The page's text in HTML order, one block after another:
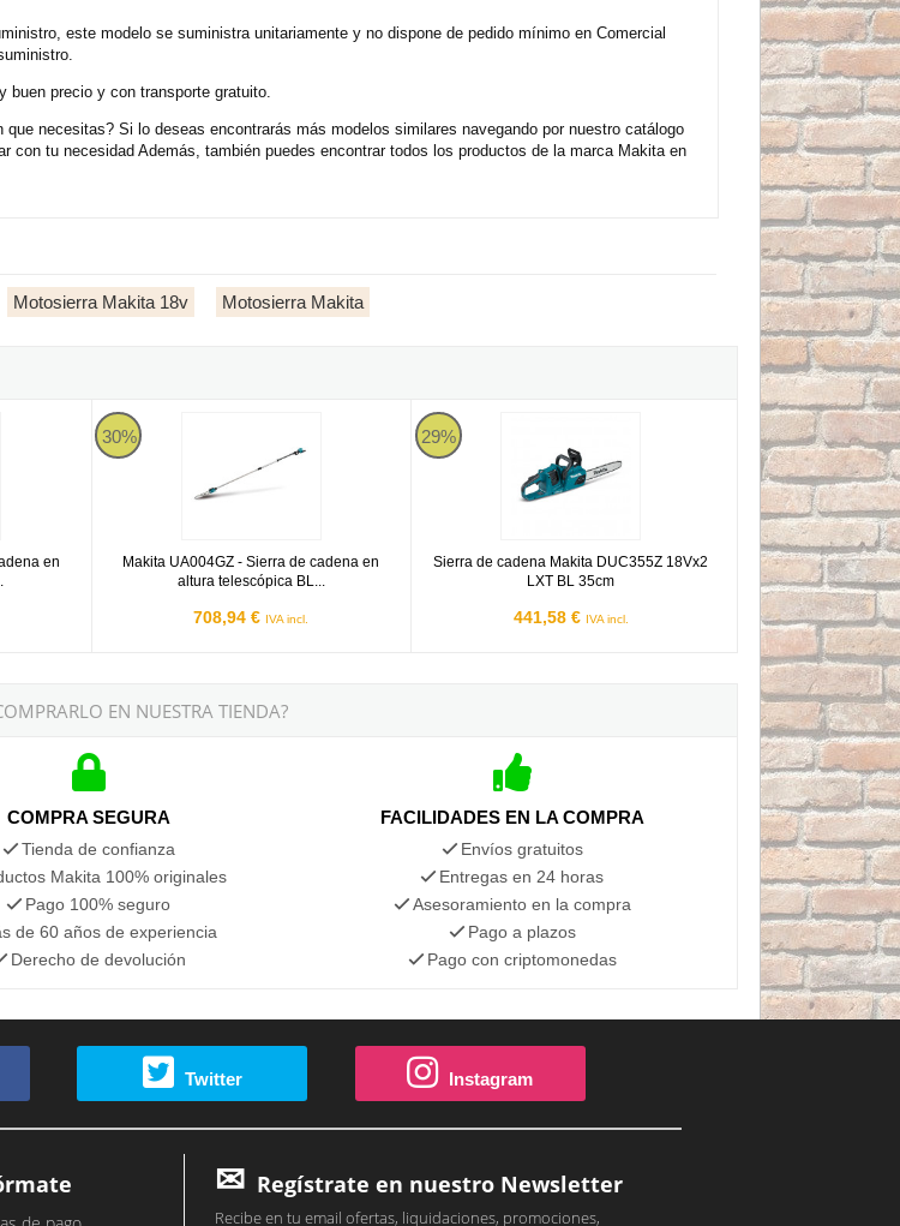
este modelo se suministra unitariamente y no dispone de pedido mínimo en Comercial
buen precio y con transporte gratuito.
necesitas? Si lo deseas encontrarás más modelos similares navegando por nuestro catálogo
con tu necesidad Además, también puedes encontrar todos los productos de la marca Makita en
Motosierra Makita 18v Motosierra Makita
en
en altura BL 18Vx2 LXT 30cm
30%
Makita UA004GZ - Sierra de cadena en
altura telescópica BL...
708,94 € IVA incl.
Makita UA004GZ
29%
Sierra de cadena Makita DUC355Z 18Vx2
LXT BL 35cm
441,58 € IVA incl.
Sierra de cadena Makita DUC355Z 18Vx2 LXT BL 35cm
EN NUESTRA TIENDA?
COMPRA SEGURA
Tienda de confianza
Makita 100% originales
Pago 100% seguro
de 60 años de experiencia
Derecho de devolución
FACILIDADES EN LA COMPRA
Envíos gratuitos
Entregas en 24 horas
Asesoramiento en la compra
Pago a plazos
Pago con criptomonedas
Twitter Instagram
Regístrate en nuestro Newsletter
Recibe en tu email ofertas, liquidaciones, promociones,